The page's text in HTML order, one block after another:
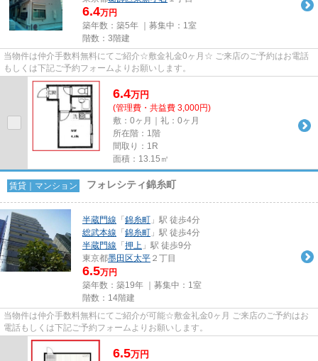
6.4万円
築年数：築5年 ｜募集中： 1室
階数：3階建
当物件は仲介手数料無料にてご紹介☆敷金礼金0ヶ月☆ ご来店のご予約はお電話
もしくは下記ご予約フォームよりお願いします。
6.4万円
(管理費・共益費 3,000円)
敷：0ヶ月｜礼：0ヶ月
所在階：1階
間取り：1R
面積：13.15㎡
賃貸｜マンション フォレシティ錦糸町
半蔵門線 「 錦糸町 」駅 徒歩4分
総武本線 「 錦糸町 」駅 徒歩4分
半蔵門線 「 押上 」駅 徒歩9分
東京都墨田区太平 ２丁目
6.5万円
築年数：築19年 ｜募集中： 1室
階数：14階建
当物件は仲介手数料無料にてご紹介が可能☆敷金礼金0ヶ月 ご来店のご予約はお
電話もしくは下記ご予約フォームよりお願いします。
6.5万円